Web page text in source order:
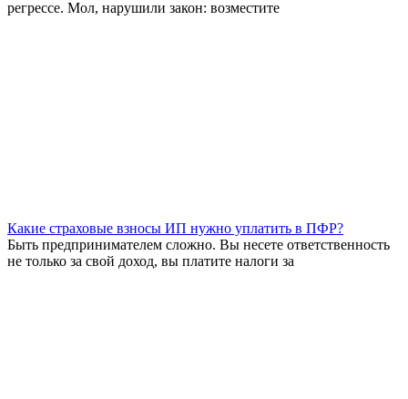
регрессе. Мол, нарушили закон: возместите
Какие страховые взносы ИП нужно уплатить в ПФР?
Быть предпринимателем сложно. Вы несете ответственность
не только за свой доход, вы платите налоги за